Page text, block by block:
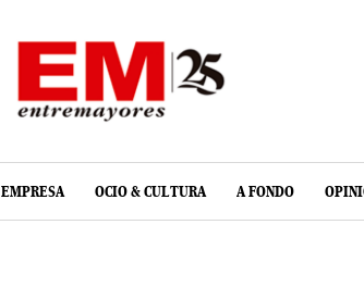
EMPRESA OCIO & CULTURA A FONDO